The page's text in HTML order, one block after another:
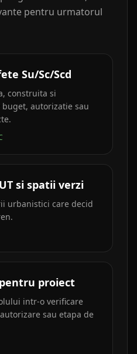
pentru urmatorul
Su/Sc/Scd
construita si
autorizatie sau
si spatii verzi
urbanistici care decid
proiect
intr-o verificare
sau etapa de